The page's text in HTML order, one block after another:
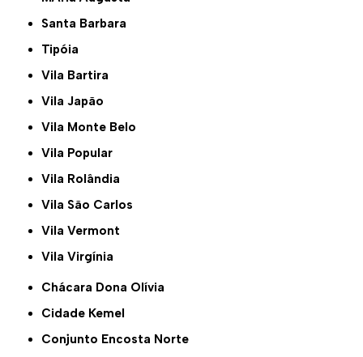
Santa Barbara
Tipóia
Vila Bartira
Vila Japão
Vila Monte Belo
Vila Popular
Vila Rolândia
Vila São Carlos
Vila Vermont
Vila Virgínia
Chácara Dona Olívia
Cidade Kemel
Conjunto Encosta Norte